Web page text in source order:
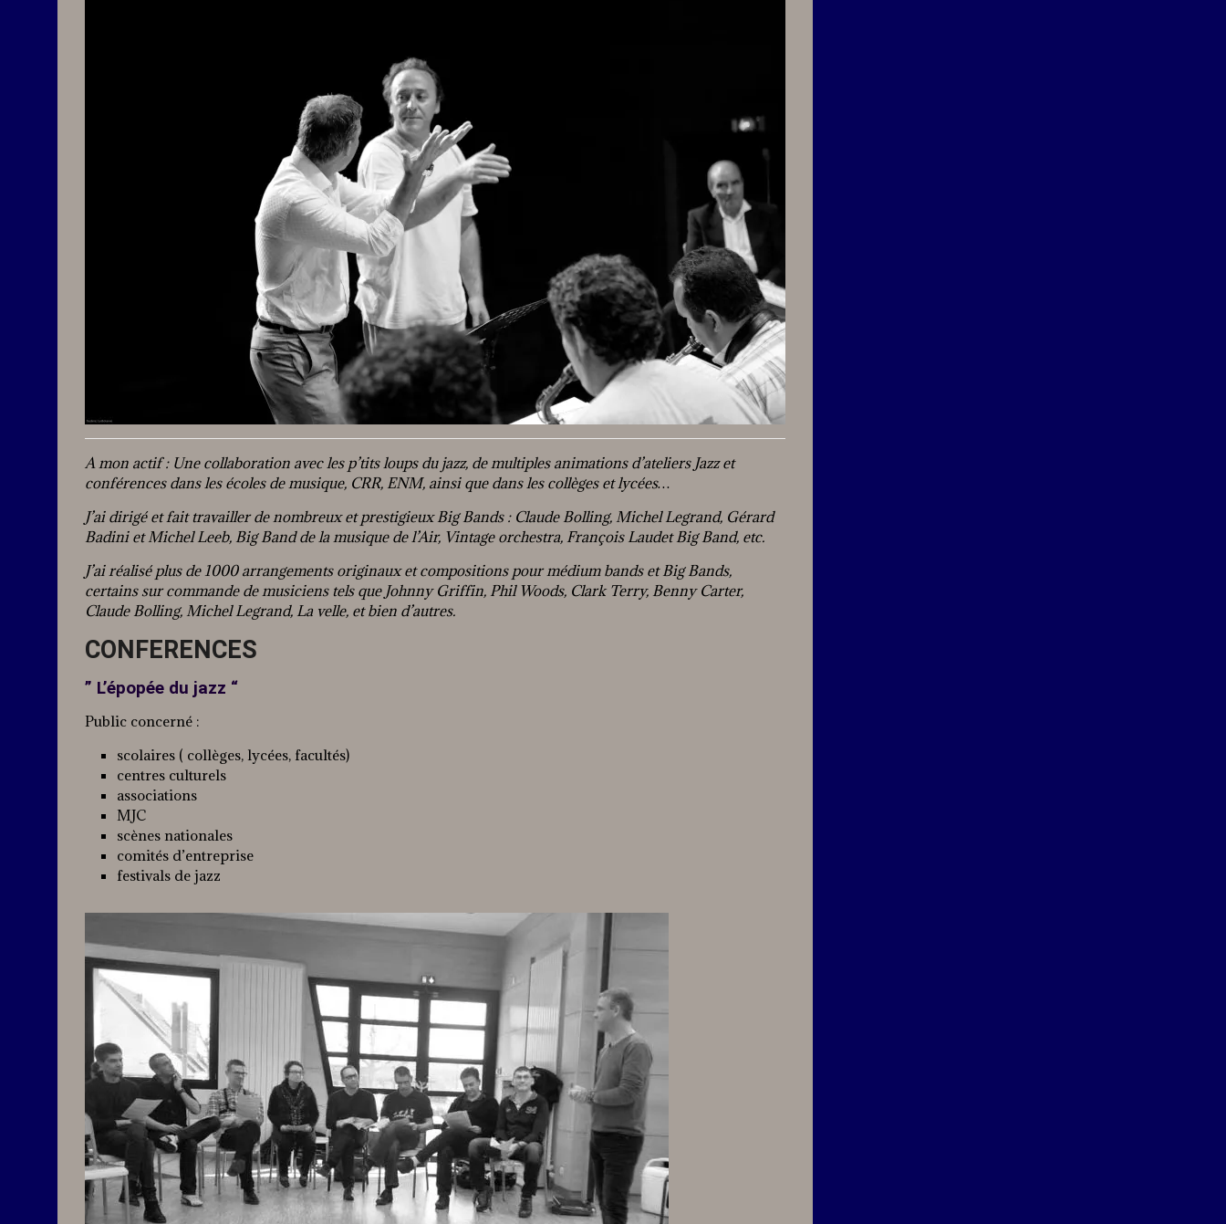
A mon actif : Une collaboration avec les p’tits loups du jazz, de multiples animations d’ateliers Jazz et
conférences dans les écoles de musique, CRR, ENM, ainsi que dans les collèges et lycées…
J’ai dirigé et fait travailler de nombreux et prestigieux Big Bands : Claude Bolling, Michel Legrand, Gérard
Badini et Michel Leeb, Big Band de la musique de l’Air, Vintage orchestra, François Laudet Big Band, etc.
J’ai réalisé plus de 1000 arrangements originaux et compositions pour médium bands et Big Bands,
certains sur commande de musiciens tels que Johnny Griffin, Phil Woods, Clark Terry, Benny Carter,
Claude Bolling, Michel Legrand, La velle, et bien d’autres.
CONFERENCES
” L’épopée du jazz “
Public concerné :
scolaires ( collèges, lycées, facultés)
centres culturels
associations
MJC
scènes nationales
comités d’entreprise
festivals de jazz